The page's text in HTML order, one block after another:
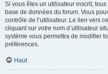
Si vous êtes un utilisateur inscrit,
base de données du forum. Vous
contrôle de l’utilisateur. Le lien vers
cliquant sur votre nom d’utilisateur
système vous permettra de modifier
préférences.
Haut